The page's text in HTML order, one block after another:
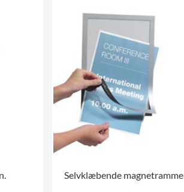
Selvklæbende magnetramme